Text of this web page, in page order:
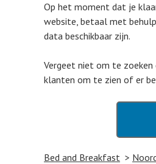
Op het moment dat je
website, betaal met
data beschikbaar zijn.
Vergeet niet om te zoeken
klanten om te zien of er
Bed and Breakfast